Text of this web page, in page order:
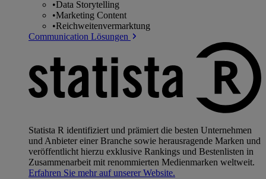
•Data Storytelling
•Marketing Content
•Reichweitenvermarktung
Communication Lösungen
Statista R identifiziert und prämiert die besten Unternehmen
und Anbieter einer Branche sowie herausragende Marken und
veröffentlicht hierzu exklusive Rankings und Bestenlisten in
Zusammenarbeit mit renommierten Medienmarken weltweit.
Erfahren Sie mehr auf unserer Website.